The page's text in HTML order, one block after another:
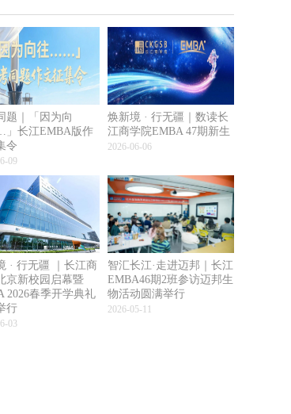
题｜「因为向
长江EMBA版作
令
09
焕新境 · 行无疆｜数读长
江商学院EMBA 47期新生
2026-06-06
· 行无疆 ｜长江商
京新校园启幕暨
2026春季开学典礼
行
03
智汇长江·走进迈邦｜长江
EMBA46期2班参访迈邦生
物活动圆满举行
2026-05-11